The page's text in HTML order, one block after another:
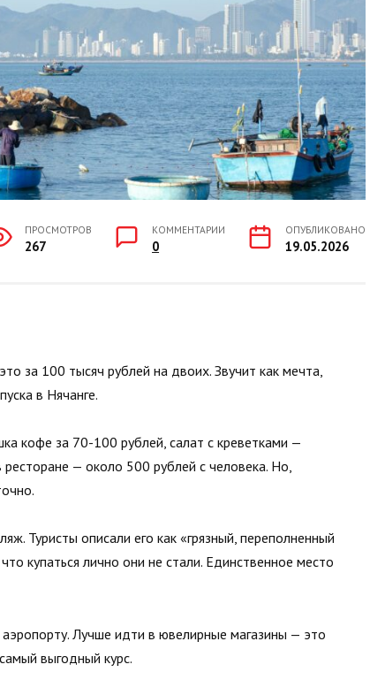
ПРОСМОТРОВ
267
КОММЕНТАРИИ
0
ОПУБЛИКОВАНО
19.05.2026
за 100 тысяч рублей на двоих. Звучит как мечта,
в Нячанге.
кофе за 70-100 рублей, салат с креветками —
— около 500 рублей с человека. Но,
Туристы описали его как «грязный, переполненный
купаться лично они не стали. Единственное место
Лучше идти в ювелирные магазины — это
выгодный курс.